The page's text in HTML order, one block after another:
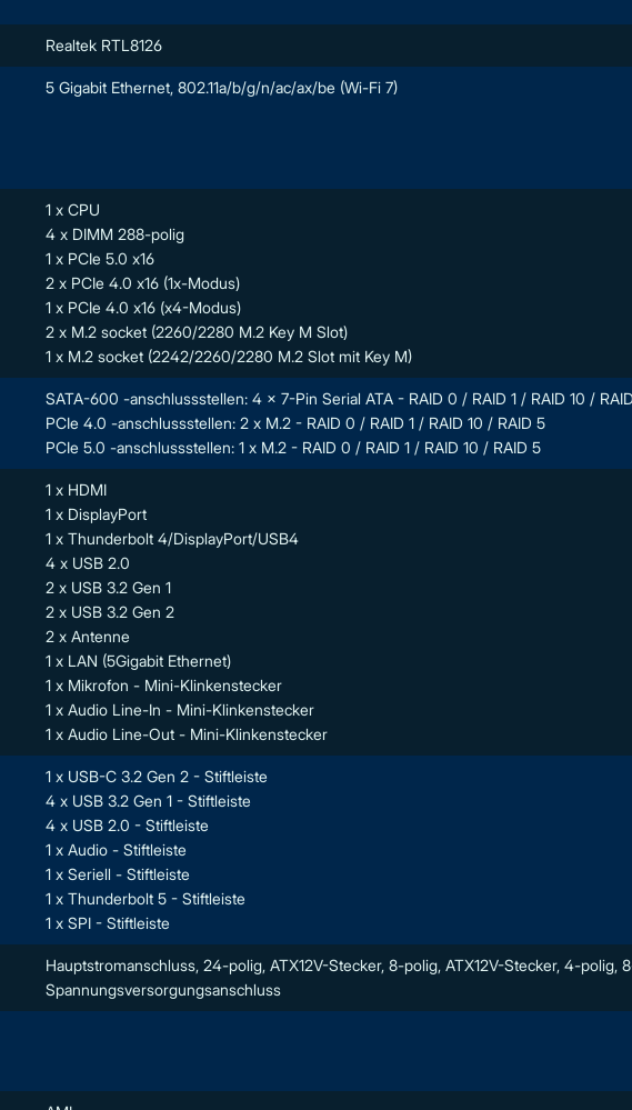
Realtek RTL8126
5 Gigabit Ethernet, 802.11a/b/g/n/ac/ax/be (Wi-Fi 7)
1 x CPU
4 x DIMM 288-polig
1 x PCIe 5.0 x16
2 x PCIe 4.0 x16 (1x-Modus)
1 x PCIe 4.0 x16 (x4-Modus)
2 x M.2 socket (2260/2280 M.2 Key M Slot)
1 x M.2 socket (2242/2260/2280 M.2 Slot mit Key M)
SATA-600 -anschlussstellen: 4 x 7-Pin Serial ATA - RAID 0 / RAID 1 / RAID 10 /
PCIe 4.0 -anschlussstellen: 2 x M.2 - RAID 0 / RAID 1 / RAID 10 / RAID 5
PCIe 5.0 -anschlussstellen: 1 x M.2 - RAID 0 / RAID 1 / RAID 10 / RAID 5
1 x HDMI
1 x DisplayPort
1 x Thunderbolt 4/DisplayPort/USB4
4 x USB 2.0
2 x USB 3.2 Gen 1
2 x USB 3.2 Gen 2
2 x Antenne
1 x LAN (5Gigabit Ethernet)
1 x Mikrofon - Mini-Klinkenstecker
1 x Audio Line-In - Mini-Klinkenstecker
1 x Audio Line-Out - Mini-Klinkenstecker
1 x USB-C 3.2 Gen 2 - Stiftleiste
4 x USB 3.2 Gen 1 - Stiftleiste
4 x USB 2.0 - Stiftleiste
1 x Audio - Stiftleiste
1 x Seriell - Stiftleiste
1 x Thunderbolt 5 - Stiftleiste
1 x SPI - Stiftleiste
Hauptstromanschluss, 24-polig, ATX12V-Stecker, 8-polig, ATX12V-Stecker, 4-polig,
Spannungsversorgungsanschluss